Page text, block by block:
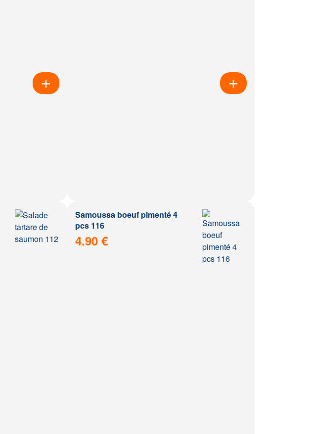
Samoussa boeuf pimenté 4
pcs 116
4.90 €